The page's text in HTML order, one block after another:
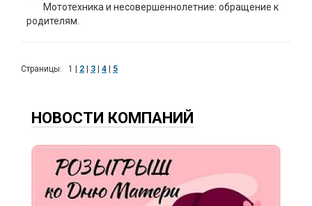
Мототехника и несовершеннолетние: обращение к
родителям.
Страницы: 1 2 3 4 5
НОВОСТИ КОМПАНИЙ